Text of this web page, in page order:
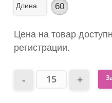
Длина 60
Цена на товар
регистрации.